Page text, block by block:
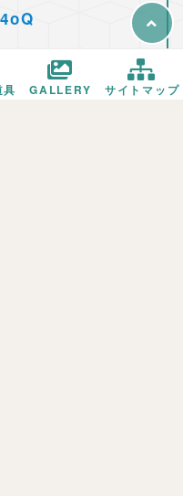
48156269
GALLERY サイトマップ